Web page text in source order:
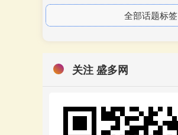
全部话题标签
关注 盛多网